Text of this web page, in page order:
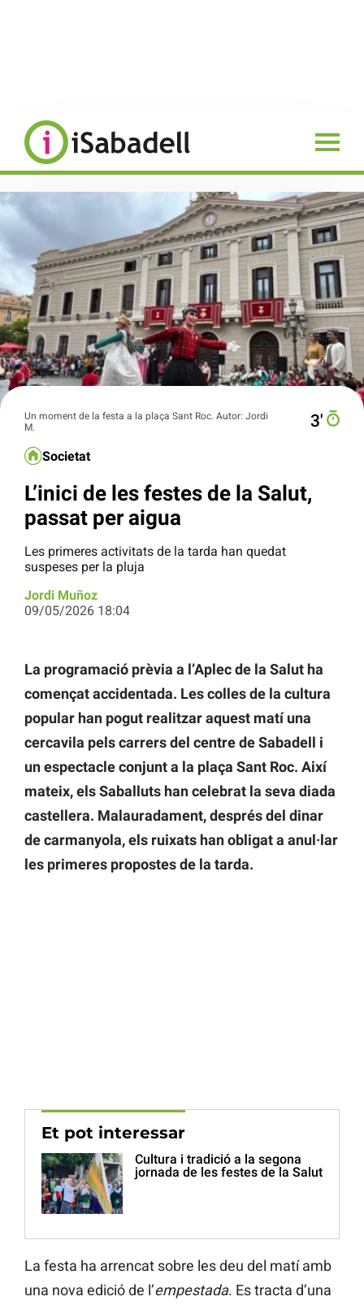
Un moment de la festa a la plaça Sant Roc. Autor: Jordi
M.
3′
Societat
L’inici de les festes de la Salut,
passat per aigua
Les primeres activitats de la tarda han quedat
suspeses per la pluja
Jordi Muñoz
09/05/2026 18:04
La programació prèvia a l’Aplec de la Salut ha
començat accidentada. Les colles de la cultura
popular han pogut realitzar aquest matí una
cercavila pels carrers del centre de Sabadell i
un espectacle conjunt a la plaça Sant Roc. Així
mateix, els Saballuts han celebrat la seva diada
castellera. Malauradament, després del dinar
de carmanyola, els ruixats han obligat a anul·lar
les primeres propostes de la tarda.
Et pot interessar
Cultura i tradició a la segona
jornada de les festes de la Salut
La festa ha arrencat sobre les deu del matí amb
una nova edició de l’empestada. Es tracta d’una